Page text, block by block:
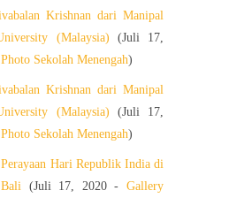
Krishnan dari Manipal
(Malaysia) (Juli 17,
Sekolah Menengah)
Krishnan dari Manipal
(Malaysia) (Juli 17,
Sekolah Menengah)
Hari Republik India di
(Juli 17, 2020 -Gallery